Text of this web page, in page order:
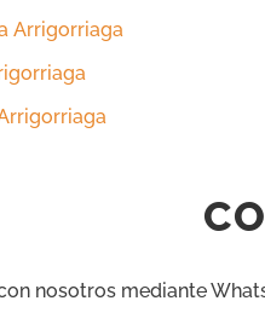
Arrigorriaga
nosotros mediante